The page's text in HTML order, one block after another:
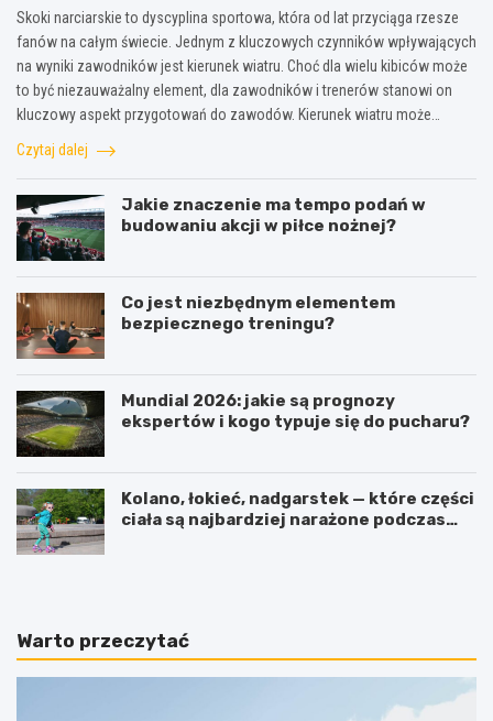
Skoki narciarskie to dyscyplina sportowa, która od lat przyciąga rzesze
fanów na całym świecie. Jednym z kluczowych czynników wpływających
na wyniki zawodników jest kierunek wiatru. Choć dla wielu kibiców może
to być niezauważalny element, dla zawodników i trenerów stanowi on
kluczowy aspekt przygotowań do zawodów. Kierunek wiatru może…
Czytaj dalej
Jakie znaczenie ma tempo podań w
budowaniu akcji w piłce nożnej?
Co jest niezbędnym elementem
bezpiecznego treningu?
Mundial 2026: jakie są prognozy
ekspertów i kogo typuje się do pucharu?
Kolano, łokieć, nadgarstek — które części
ciała są najbardziej narażone podczas
Warto przeczytać